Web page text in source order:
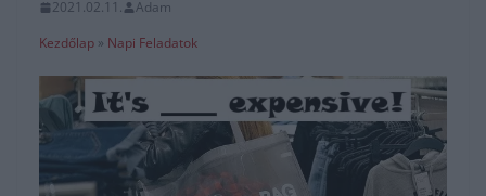
2021.02.11.
Adam
Kezdőlap » Napi Feladatok